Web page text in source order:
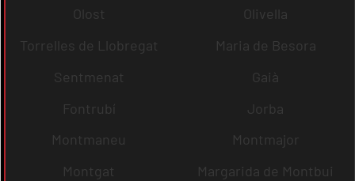
Olost
Olivella
Torrelles de Llobregat
Maria de Besora
Sentmenat
Gaià
Fontrubí
Jorba
Montmaneu
Montmajor
Montgat
Margarida de Montbui